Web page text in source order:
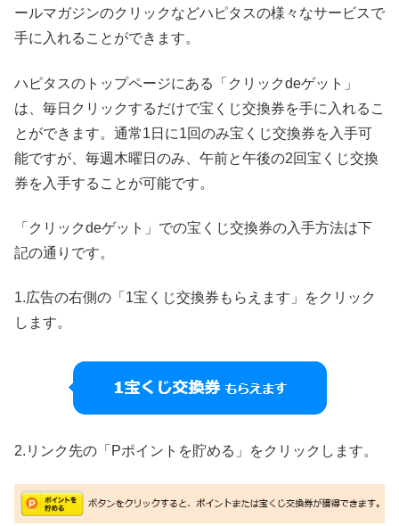
ールマガジンのクリックなどハピタスの様々なサービスで
手に入れることができます。
ハピタスのトップページにある「クリックdeゲット」
は、毎日クリックするだけで宝くじ交換券を手に入れるこ
とができます。通常1日に1回のみ宝くじ交換券を入手可
能ですが、毎週木曜日のみ、午前と午後の2回宝くじ交換
券を入手することが可能です。
「クリックdeゲット」での宝くじ交換券の入手方法は下
記の通りです。
1.広告の右側の「1宝くじ交換券もらえます」をクリック
します。
2.リンク先の「Pポイントを貯める」をクリックします。